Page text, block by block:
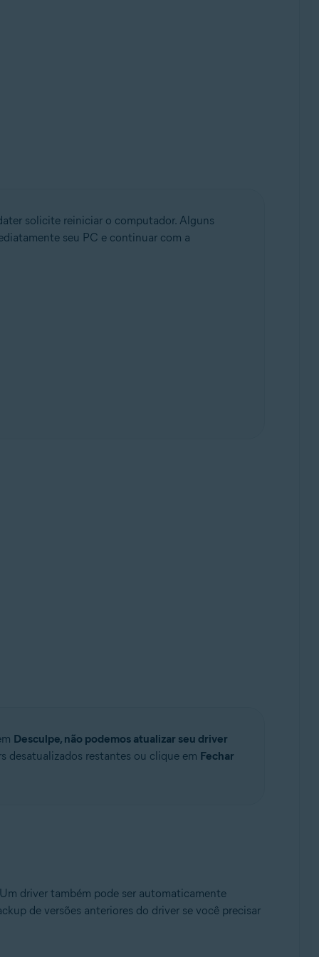
solicite reiniciar o computador. Alguns
seu PC e continuar com a
Desculpe, não podemos atualizar seu driver
desatualizados restantes ou clique em Fechar
driver também pode ser automaticamente
de versões anteriores do driver se você precisar